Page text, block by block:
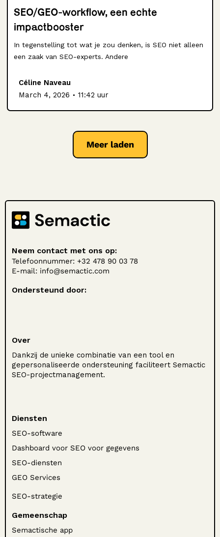
SEO/GEO-workflow, een echte
impactbooster
In tegenstelling tot wat je zou denken, is SEO niet alleen
een zaak van SEO-experts. Andere
Céline Naveau
March 4, 2026 . 11:42 uur
Meer laden
Neem contact met ons op:
Telefoonnummer: +32 478 90 03 78
E-mail: info@semactic.com
Ondersteund door:
Over
Dankzij de unieke combinatie van een tool en
gepersonaliseerde ondersteuning faciliteert Semactic
SEO-projectmanagement.
Diensten
SEO-software
Dashboard voor SEO voor gegevens
SEO-diensten
GEO Services
SEO-strategie
Gemeenschap
Semactische app